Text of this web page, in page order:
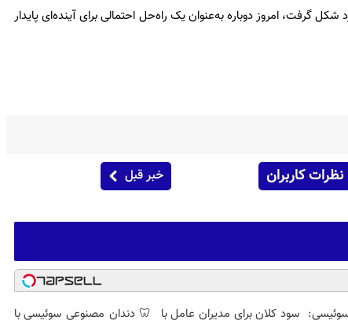
گرفت، امروز دوباره به‌عنوان یک راه‌حل احتمالی برای آینده‌ای پایدار
نظرات کاربران خبر قبل
سود کلان برای مدیران عامل با
🦷 دندان مصنوعی سوئیسی با